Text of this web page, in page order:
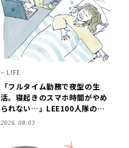
LIFE
「フルタイム勤務で夜型の生
活。寝起きのスマホ時間がやめ
られない…」LEE100人隊の
「朝の習慣」にプロがアドバイ
2026.08.03